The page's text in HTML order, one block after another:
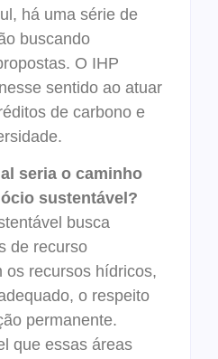
há uma série de
buscando
O IHP
sentido ao atuar
de carbono e
seria o caminho
sustentável?
busca
de recurso
os recursos hídricos,
o respeito
permanente.
que essas áreas